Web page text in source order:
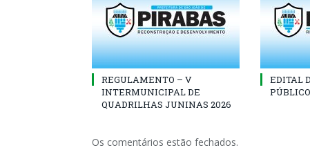
REGULAMENTO – V
INTERMUNICIPAL DE
QUADRILHAS JUNINAS 2026
EDITAL
Os comentários estão fechados.